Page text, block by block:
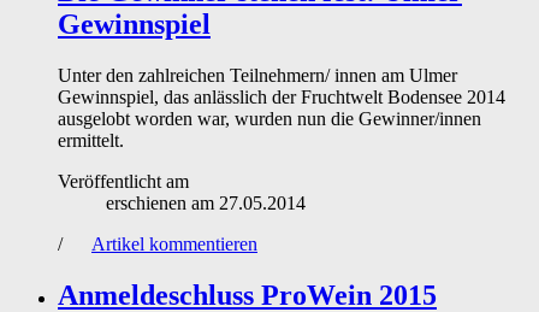
Gewinnspiel
Unter den zahlreichen Teilnehmern/ innen am Ulmer
Gewinnspiel, das anlässlich der Fruchtwelt Bodensee 2014
ausgelobt worden war, wurden nun die Gewinner/innen
ermittelt.
Veröffentlicht am
erschienen am 27.05.2014
/
Artikel kommentieren
Anmeldeschluss ProWein 2015